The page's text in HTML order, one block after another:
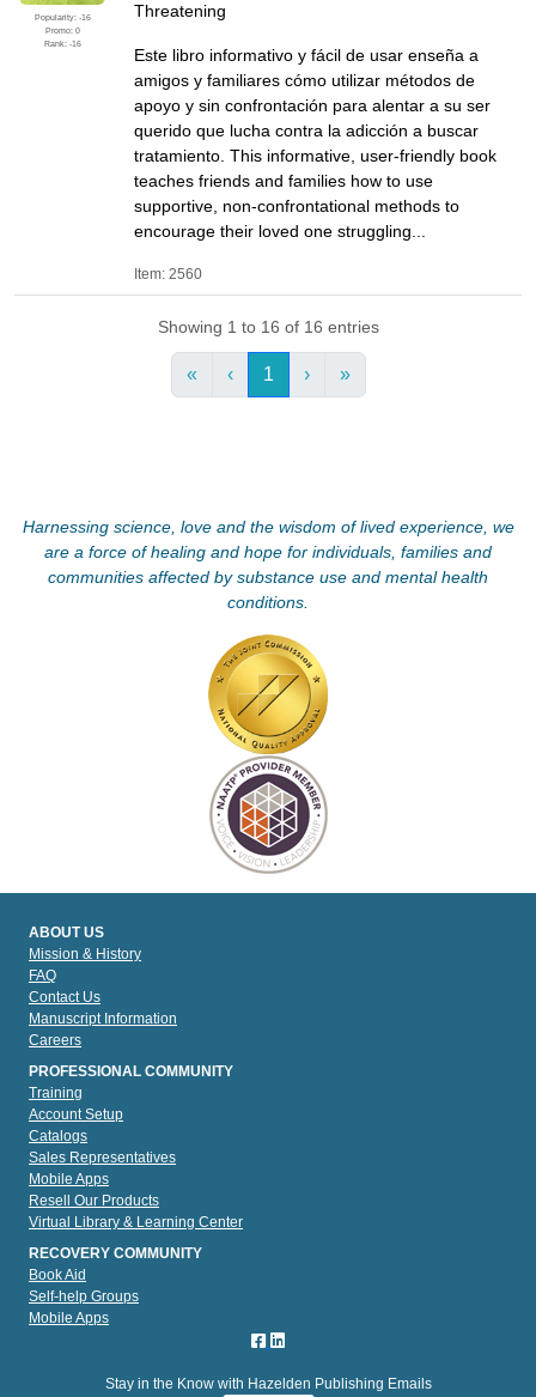
Popularity: -16
Promo: 0
Rank: -16
Threatening
Este libro informativo y fácil de usar enseña a
amigos y familiares cómo utilizar métodos de
apoyo y sin confrontación para alentar a su ser
querido que lucha contra la adicción a buscar
tratamiento. This informative, user-friendly book
teaches friends and families how to use
supportive, non-confrontational methods to
encourage their loved one struggling...
Item: 2560
Showing 1 to 16 of 16 entries
« ‹ 1 › »
Harnessing science, love and the wisdom of lived experience, we
are a force of healing and hope for individuals, families and
communities affected by substance use and mental health
conditions.
ABOUT US
Mission & History
FAQ
Contact Us
Manuscript Information
Careers
PROFESSIONAL COMMUNITY
Training
Account Setup
Catalogs
Sales Representatives
Mobile Apps
Resell Our Products
Virtual Library & Learning Center
RECOVERY COMMUNITY
Book Aid
Self-help Groups
Mobile Apps
Stay in the Know with Hazelden Publishing Emails